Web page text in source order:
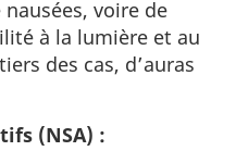
voire de
à la lumière et au
des cas, d’auras
(NSA) :